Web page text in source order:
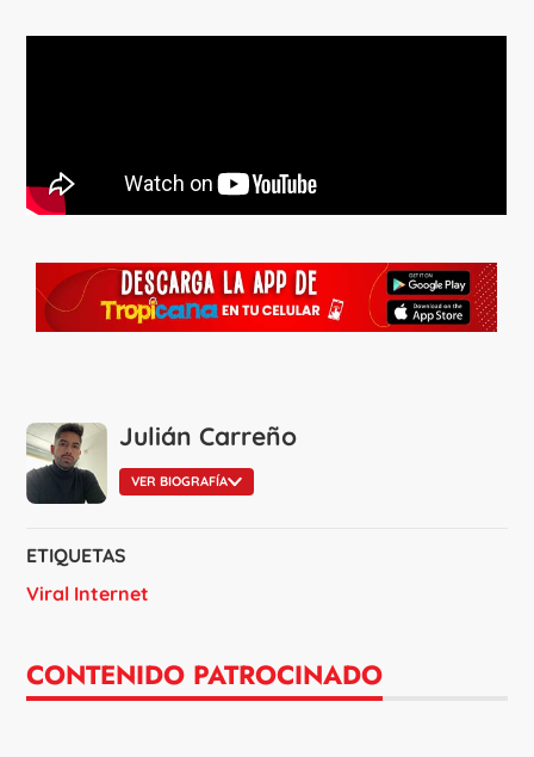
Julián Carreño
VER BIOGRAFÍA
ETIQUETAS
Viral Internet
CONTENIDO PATROCINADO